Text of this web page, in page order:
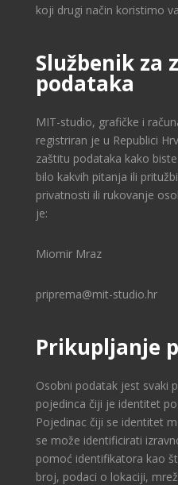
koji drugi način koristimo
Službenik za
podataka
MIT-studio, grafičke i
registriran je u Republici
zaštitu podataka kako
bilo kakvih pitanja ili
privatnosti ili rukovanje
je:
Miomir Mraz
priprema@mit-studio.hr
Prikupljanje
Osobni podatak jest svaki
pojedinca čiji je identitet
Pojedinac čiji se identitet
se može identificirati
pomoć identifikatora kao
broj, podaci o lokaciji,